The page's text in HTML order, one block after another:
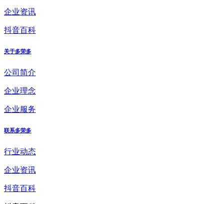
企业资讯
抖音百科
关于多荣多
公司简介
企业理念
企业服务
联系多荣多
行业动态
企业资讯
抖音百科